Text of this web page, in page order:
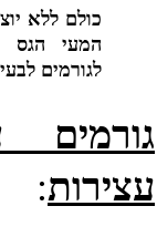
כולם ללא
המעי הגס
לגורמים
גורמים
עצירות: